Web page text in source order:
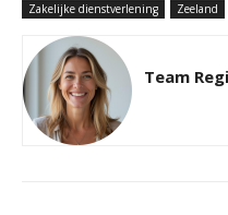
Zakelijke dienstverlening
Zeeland
Team